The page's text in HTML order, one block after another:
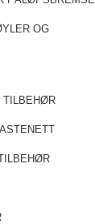
OG
TILBEHØR